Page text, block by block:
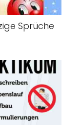
Sprüche